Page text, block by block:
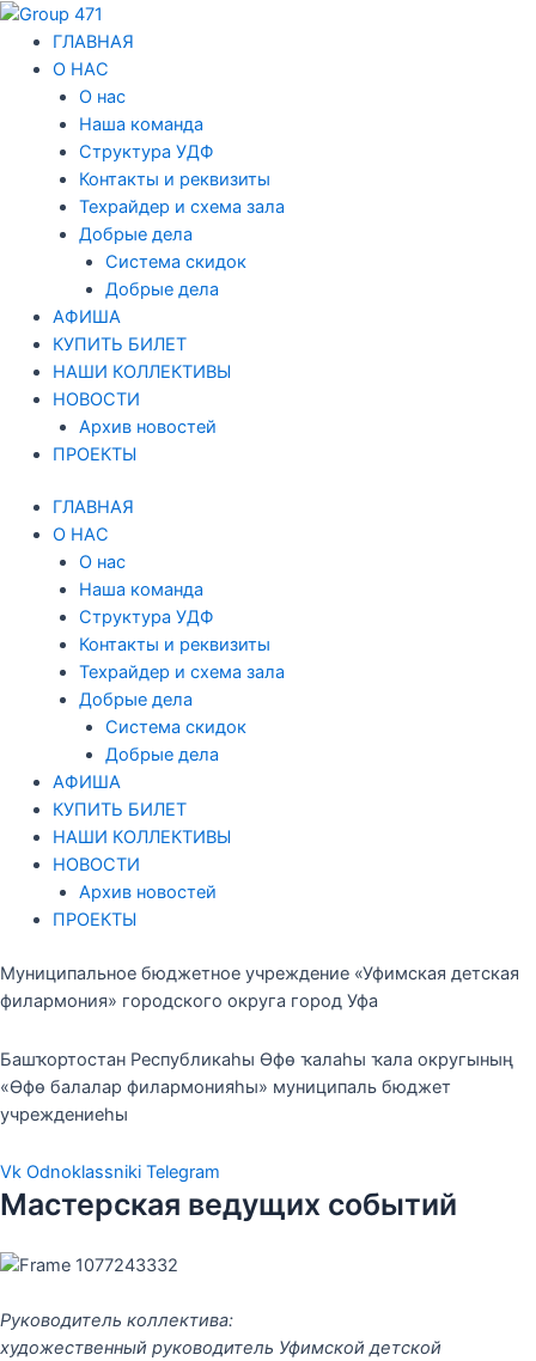
Перейти
содержимому
ГЛАВНАЯ
О НАС
О нас
Наша команда
Структура УДФ
Контакты и реквизиты
Техрайдер и схема зала
Добрые дела
Система скидок
Добрые дела
АФИША
КУПИТЬ БИЛЕТ
НАШИ КОЛЛЕКТИВЫ
НОВОСТИ
Архив новостей
ПРОЕКТЫ
ГЛАВНАЯ
О НАС
О нас
Наша команда
Структура УДФ
Контакты и реквизиты
Техрайдер и схема зала
Добрые дела
Система скидок
Добрые дела
АФИША
КУПИТЬ БИЛЕТ
НАШИ КОЛЛЕКТИВЫ
НОВОСТИ
Архив новостей
ПРОЕКТЫ
Муниципальное бюджетное учреждение «Уфимская детская
филармония» городского округа город Уфа
Башҡортостан Республикаһы Өфө ҡалаһы ҡала округының
«Өфө балалар филармонияһы» муниципаль бюджет
учреждениеһы
Vk Odnoklassniki Telegram
Мастерская ведущих событий
Руководитель коллектива:
художественный руководитель Уфимской детской